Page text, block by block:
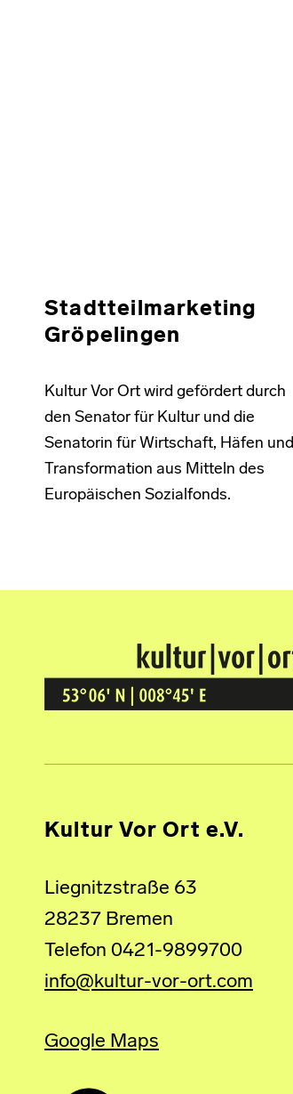
Stadtteilmarketing
Gröpelingen
Kultur Vor Ort wird gefördert durch
den Senator für Kultur und die
Senatorin für Wirtschaft, Häfen und
Transformation aus Mitteln des
Europäischen Sozialfonds.
Kultur Vor Ort
BREMEN GRÖPELINGEN
Kultur Vor Ort e.V.
Liegnitzstraße 63
28237 Bremen
Telefon 0421-9899700
info@kultur-vor-ort.com
Google Maps